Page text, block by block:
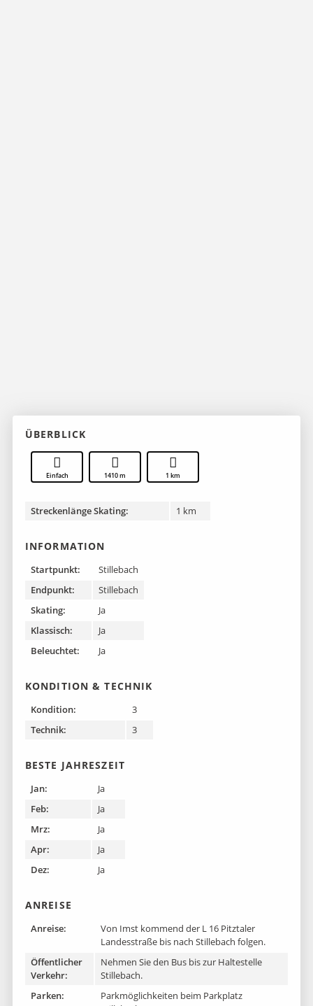
ÜBERBLICK
Einfach 1410 m 1 km
Streckenlänge Skating: 1 km
INFORMATION
Startpunkt:
Stillebach
Endpunkt:
Stillebach
Skating:
Ja
Klassisch:
Ja
Beleuchtet:
Ja
KONDITION & TECHNIK
Kondition:
3
Technik:
3
BESTE JAHRESZEIT
Jan:
Ja
Feb:
Ja
Mrz:
Ja
Apr:
Ja
Dez:
Ja
ANREISE
Anreise:
Von Imst kommend der L 16 Pitztaler
Landesstraße bis nach Stillebach folgen.
Öffentlicher
Verkehr:
Nehmen Sie den Bus bis zur Haltestelle
Stillebach.
Parken:
Parkmöglichkeiten beim Parkplatz